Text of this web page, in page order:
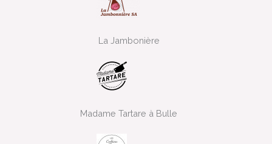
La Jambonière
Madame Tartare à Bulle